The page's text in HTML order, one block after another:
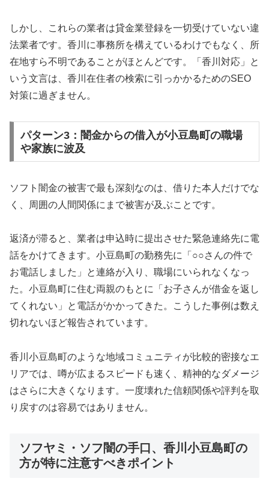
しかし、これらの業者は貸金業登録を一切受けていない違
法業者です。香川に事務所を構えているわけでもなく、所
在地すら不明であることがほとんどです。「香川対応」と
いう文言は、香川在住者の検索に引っかかるためのSEO
対策に過ぎません。
パターン3：闇金からの借入が小豆島町の職場
や家族に波及
ソフト闇金の被害で最も深刻なのは、借りた本人だけでな
く、周囲の人間関係にまで被害が及ぶことです。
返済が滞ると、業者は申込時に提出させた緊急連絡先に電
話をかけてきます。小豆島町の勤務先に「○○さんの件で
お電話しました」と連絡が入り、職場にいられなくなっ
た。小豆島町に住む両親のもとに「お子さんが借金を返し
てくれない」と電話がかかってきた。こうした事例は数え
切れないほど報告されています。
香川小豆島町のような地域コミュニティが比較的密接なエ
リアでは、噂が広まるスピードも速く、精神的なダメージ
はさらに大きくなります。一度壊れた信頼関係や評判を取
り戻すのは容易ではありません。
ソフヤミ・ソフ闇の手口、香川小豆島町の
方が特に注意すべきポイント